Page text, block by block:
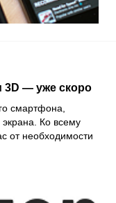
3D — уже скоро
смартфона,
Ко всему
от необходимости